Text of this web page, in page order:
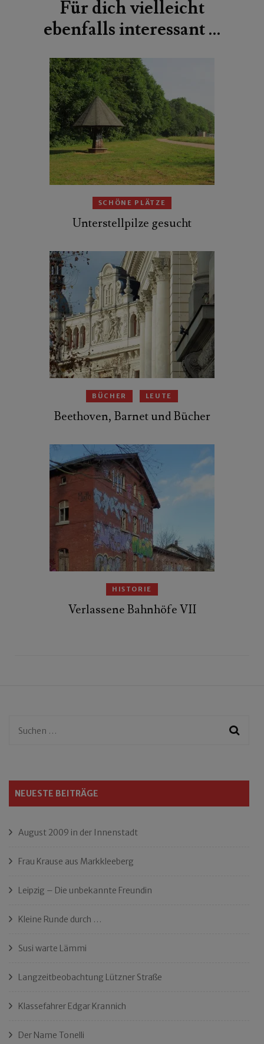
Für dich vielleicht
ebenfalls interessant …
SCHÖNE PLÄTZE
Unterstellpilze gesucht
BÜCHER LEUTE
Beethoven, Barnet und Bücher
HISTORIE
Verlassene Bahnhöfe VII
Suchen
NEUESTE BEITRÄGE
August 2009 in der Innenstadt
Frau Krause aus Markkleeberg
Leipzig – Die unbekannte Freundin
Kleine Runde durch …
Susi warte Lämmi
Langzeitbeobachtung Lützner Straße
Klassefahrer Edgar Krannich
Der Name Tonelli